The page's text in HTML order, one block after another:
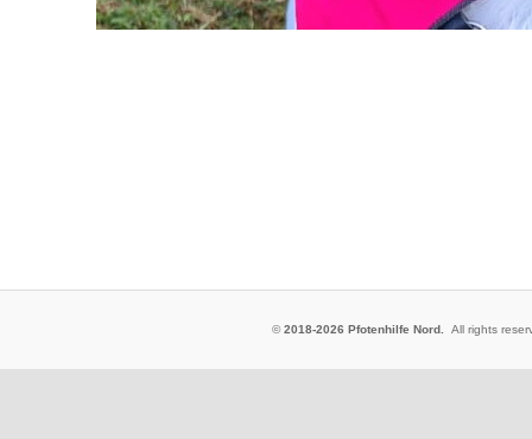
©2018-2026 Pfotenhilfe Nord. All rights